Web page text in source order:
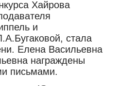
Хайрова
и
стала
Елена Васильевна
награждены
письмами.